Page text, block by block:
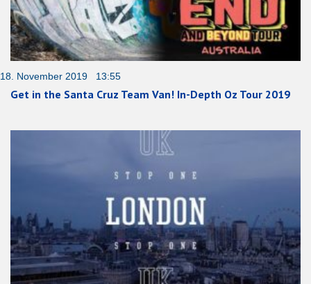
18. November 2019 13:55
Get in the Santa Cruz Team Van! In-Depth Oz Tour 2019